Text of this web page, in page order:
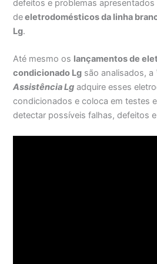
defeitos e problemas apresentados
deeletrodomésticos da linha
Lg.
Até mesmo os lançamentos de
condicionado Lg são analisados, a
Assistência Lg adquire esses
condicionados e coloca em testes
detectar possíveis falhas, defeitos